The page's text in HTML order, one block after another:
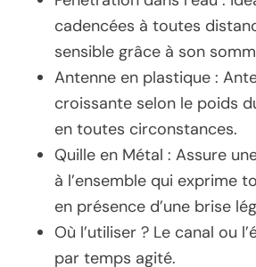
cadencées à toutes
sensible grâce à son
Antenne en plastique :
croissante selon le poids
en toutes circonstances.
Quille en Métal : Assure
à l’ensemble qui exprime
en présence d’une brise
Où l’utiliser ? Le canal ou
par temps agité.